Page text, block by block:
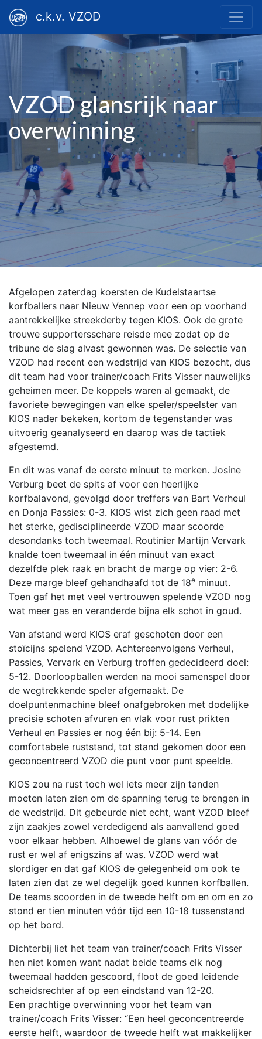
c.k.v. VZOD
VZOD glansrijk naar
overwinning
Afgelopen zaterdag koersten de Kudelstaartse
korfballers naar Nieuw Vennep voor een op voorhand
aantrekkelijke streekderby tegen KIOS. Ook de grote
trouwe supportersschare reisde mee zodat op de
tribune de slag alvast gewonnen was. De selectie van
VZOD had recent een wedstrijd van KIOS bezocht, dus
dit team had voor trainer/coach Frits Visser nauwelijks
geheimen meer. De koppels waren al gemaakt, de
favoriete bewegingen van elke speler/speelster van
KIOS nader bekeken, kortom de tegenstander was
uitvoerig geanalyseerd en daarop was de tactiek
afgestemd.
En dit was vanaf de eerste minuut te merken. Josine
Verburg beet de spits af voor een heerlijke
korfbalavond, gevolgd door treffers van Bart Verheul
en Donja Passies: 0-3. KIOS wist zich geen raad met
het sterke, gedisciplineerde VZOD maar scoorde
desondanks toch tweemaal. Routinier Martijn Vervark
knalde toen tweemaal in één minuut van exact
dezelfde plek raak en bracht de marge op vier: 2-6.
Deze marge bleef gehandhaafd tot de 18e minuut.
Toen gaf het met veel vertrouwen spelende VZOD nog
wat meer gas en veranderde bijna elk schot in goud.
Van afstand werd KIOS eraf geschoten door een
stoïcijns spelend VZOD. Achtereenvolgens Verheul,
Passies, Vervark en Verburg troffen gedecideerd doel:
5-12. Doorloopballen werden na mooi samenspel door
de wegtrekkende speler afgemaakt. De
doelpuntenmachine bleef onafgebroken met dodelijke
precisie schoten afvuren en vlak voor rust prikten
Verheul en Passies er nog één bij: 5-14. Een
comfortabele ruststand, tot stand gekomen door een
geconcentreerd VZOD die punt voor punt speelde.
KIOS zou na rust toch wel iets meer zijn tanden
moeten laten zien om de spanning terug te brengen in
de wedstrijd. Dit gebeurde niet echt, want VZOD bleef
zijn zaakjes zowel verdedigend als aanvallend goed
voor elkaar hebben. Alhoewel de glans van vóór de
rust er wel af enigszins af was. VZOD werd wat
slordiger en dat gaf KIOS de gelegenheid om ook te
laten zien dat ze wel degelijk goed kunnen korfballen.
De teams scoorden in de tweede helft om en om en zo
stond er tien minuten vóór tijd een 10-18 tussenstand
op het bord.
Dichterbij liet het team van trainer/coach Frits Visser
hen niet komen want nadat beide teams elk nog
tweemaal hadden gescoord, floot de goed leidende
scheidsrechter af op een eindstand van 12-20.
Een prachtige overwinning voor het team van
trainer/coach Frits Visser: “Een heel geconcentreerde
eerste helft, waardoor de tweede helft wat makkelijker